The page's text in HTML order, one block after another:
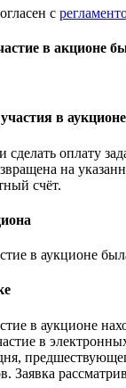
с
в акционе
в аукционе
оплату
на
счёт.
в аукционе
в аукционе
в
Заявка